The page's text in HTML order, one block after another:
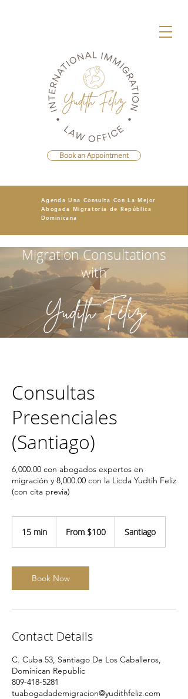
Book an Appointment
Agenda Una Consulta Con La Mejor
Abogada Migratoria de República
Dominicana
Migration Consultations
with
Consultas
Presenciales
(Santiago)
6,000.00 con abogados expertos en
migración y 8,000.00 con la Licda Yudtih Feliz
(con cita previa)
15 min
i
n
From $100 Santiago
Book Now
Contact Details
C. Cuba 53, Santiago De Los Caballeros,
Dominican Republic
809-418-5281
tuabogadademigracion@yudithfeliz.com